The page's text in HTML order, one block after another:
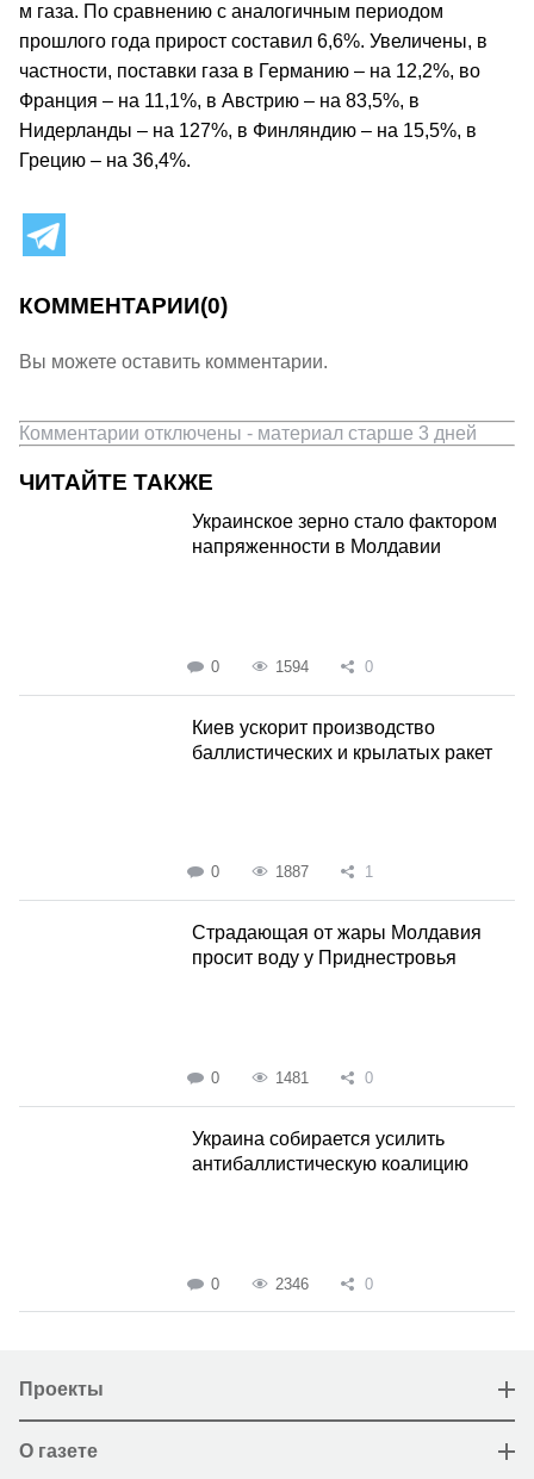
м газа. По сравнению с аналогичным периодом
прошлого года прирост составил 6,6%. Увеличены, в
частности, поставки газа в Германию – на 12,2%, во
Франция – на 11,1%, в Австрию – на 83,5%, в
Нидерланды – на 127%, в Финляндию – на 15,5%, в
Грецию – на 36,4%.
КОММЕНТАРИИ(0)
Вы можете оставить комментарии.
Комментарии отключены - материал старше 3 дней
ЧИТАЙТЕ ТАКЖЕ
Украинское зерно стало фактором
напряженности в Молдавии
0 1594 0
Киев ускорит производство
баллистических и крылатых ракет
0 1887 1
Страдающая от жары Молдавия
просит воду у Приднестровья
0 1481 0
Украина собирается усилить
антибаллистическую коалицию
0 2346 0
Проекты
О газете